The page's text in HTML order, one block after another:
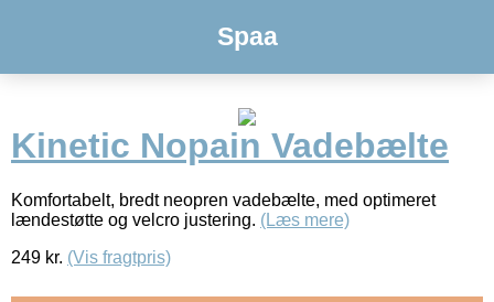
Spaa
Kinetic Nopain Vadebælte
Komfortabelt, bredt neopren vadebælte, med optimeret
lændestøtte og velcro justering. (Læs mere)
249 kr. (Vis fragtpris)